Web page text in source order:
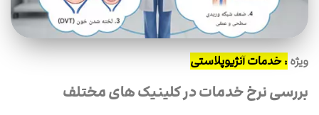
ویژه :خدمات آنژیوپلاستی
بررسی نرخ خدمات در کلینیک های مختلف